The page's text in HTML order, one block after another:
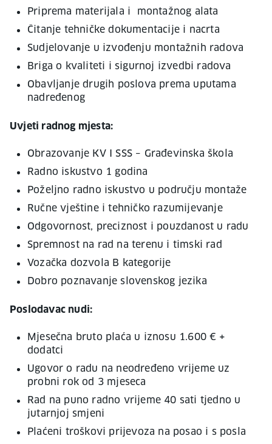
Priprema materijala i montažnog alata
Čitanje tehničke dokumentacije i nacrta
Sudjelovanje u izvođenju montažnih radova
Briga o kvaliteti i sigurnoj izvedbi radova
Obavljanje drugih poslova prema uputama
nadređenog
Uvjeti radnog mjesta:
Obrazovanje KV I SSS – Građevinska škola
Radno iskustvo 1 godina
Poželjno radno iskustvo u području montaže
Ručne vještine i tehničko razumijevanje
Odgovornost, preciznost i pouzdanost u radu
Spremnost na rad na terenu i timski rad
Vozačka dozvola B kategorije
Dobro poznavanje slovenskog jezika
Poslodavac nudi:
Mjesečna bruto plaća u iznosu 1.600 € +
dodatci
Ugovor o radu na neodređeno vrijeme uz
probni rok od 3 mjeseca
Rad na puno radno vrijeme 40 sati tjedno u
jutarnjoj smjeni
Plaćeni troškovi prijevoza na posao i s posla